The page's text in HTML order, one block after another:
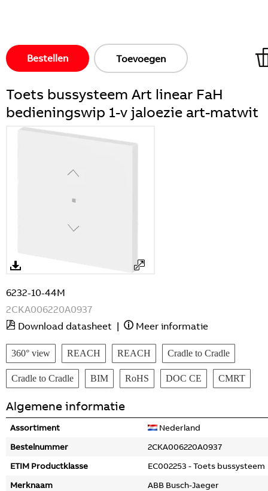
Bestellen Toevoegen
Toets bussysteem Art linear FaH
bedieningswip 1-v jaloezie art-matwit
6232-10-44M
2CKA006220A0937
Download datasheet | Meer informatie
360° view REACH REACH Cradle to Cradle
Cradle to Cradle BIM RoHS DOC CE CMRT
Algemene informatie
Assortiment
Nederland
Bestelnummer
2CKA006220A0937
ETIM Productklasse
EC002253 - Toets bussysteem
Merknaam
ABB Busch-Jaeger